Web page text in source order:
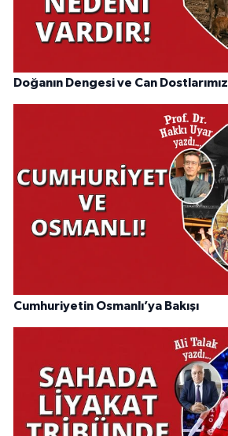
Doğanın Dengesi ve Can Dostlarımız
Cumhuriyetin Osmanlı’ya Bakışı